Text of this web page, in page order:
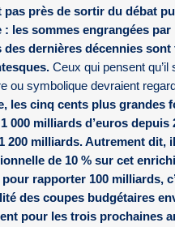
pas près de sortir du débat
: les sommes engrangées par
dernières décennies sont
Ceux qui pensent qu’il
ou symbolique devraient
les cinq cents plus grandes
000 milliards d’euros depuis
200 milliards. Autrement dit,
de 10 % sur cet
rapporter 100 milliards,
des coupes budgétaires
pour les trois prochaines